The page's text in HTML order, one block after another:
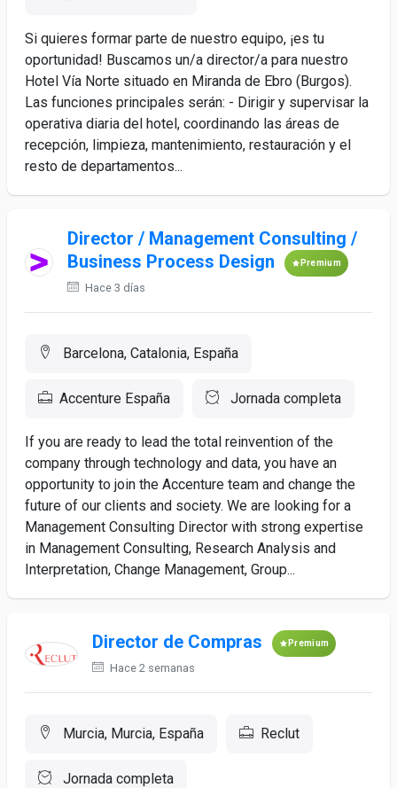
Si quieres formar parte de nuestro equipo, ¡es tu
oportunidad! Buscamos un/a director/a para nuestro
Hotel Vía Norte situado en Miranda de Ebro (Burgos).
Las funciones principales serán: - Dirigir y supervisar la
operativa diaria del hotel, coordinando las áreas de
recepción, limpieza, mantenimiento, restauración y el
resto de departamentos...
Director / Management Consulting /
Business Process Design
Premium
Hace 3 días
Barcelona, Catalonia, España
Accenture España Jornada completa
If you are ready to lead the total reinvention of the
company through technology and data, you have an
opportunity to join the Accenture team and change the
future of our clients and society. We are looking for a
Management Consulting Director with strong expertise
in Management Consulting, Research Analysis and
Interpretation, Change Management, Group...
Director de Compras Premium
Hace 2 semanas
Murcia, Murcia, España Reclut
Jornada completa